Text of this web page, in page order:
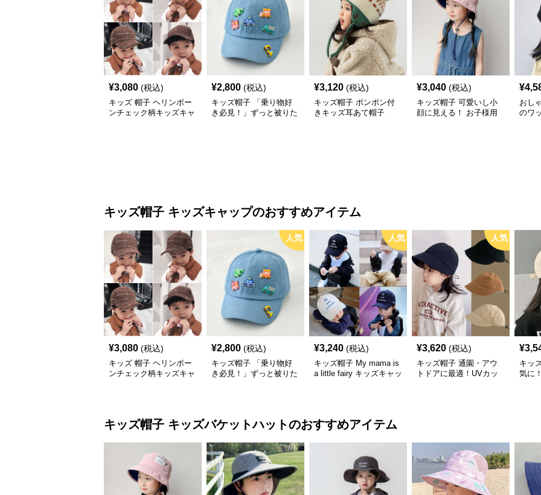
¥3,080 (税込)
キッズ 帽子 ヘリンボー
ンチェック柄キッズキャ
¥2,800 (税込)
キッズ帽子 「乗り物好
き必見！」ずっと被りた
¥3,120 (税込)
キッズ帽子 ポンポン付
きキッズ耳あて帽子
¥3,040 (税込)
キッズ帽子 可愛いし小
顔に見える！ お子様用
¥
おし
のワ
キッズ帽子 キッズキャップのおすすめアイテム
¥3,080 (税込)
キッズ 帽子 ヘリンボー
ンチェック柄キッズキャ
人気
¥2,800 (税込)
キッズ帽子 「乗り物好
き必見！」ずっと被りた
人気
¥3,240 (税込)
キッズ帽子 My mama is
a little fairy キッズキャッ
人気
¥3,620 (税込)
キッズ帽子 通園・アウ
トドアに最適！UVカッ
¥
キッ
気に
キッズ帽子 キッズバケットハットのおすすめアイテム